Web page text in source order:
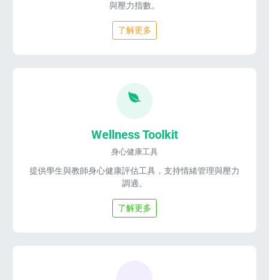
與壓力指數。
了解更多
Wellness Toolkit
身心健康工具
提供學生與教師身心健康評估工具，支持情緒管理與壓力
調適。
了解更多